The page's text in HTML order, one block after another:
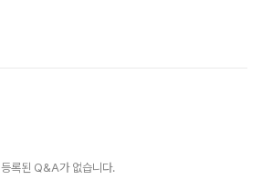
등록된 Q&A가 없습니다.